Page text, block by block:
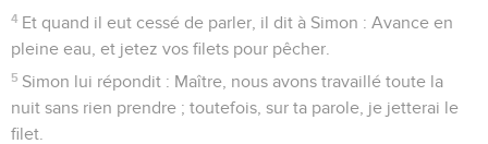
4 Et quand il eut cessé de parler, il dit à Simon : Avance en
pleine eau, et jetez vos filets pour pêcher.
5 Simon lui répondit : Maître, nous avons travaillé toute la
nuit sans rien prendre ; toutefois, sur ta parole, je jetterai le
filet.